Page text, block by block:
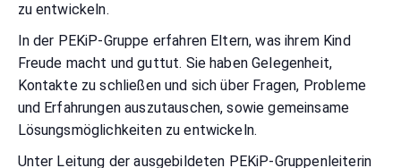
zu entwickeln.
In der PEKiP-Gruppe erfahren Eltern, was ihrem Kind
Freude macht und guttut. Sie haben Gelegenheit,
Kontakte zu schließen und sich über Fragen, Probleme
und Erfahrungen auszutauschen, sowie gemeinsame
Lösungsmöglichkeiten zu entwickeln.
Unter Leitung der ausgebildeten PEKiP-Gruppenleiterin